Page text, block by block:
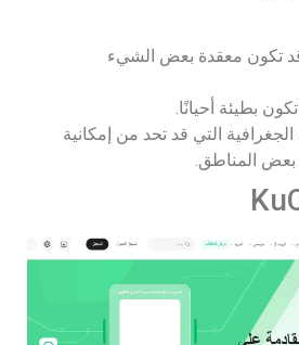
تكون معقدة بعض الشيء
بطيئة أحيانًا.
التي قد تحد من إمكانية
بعض المناطق.